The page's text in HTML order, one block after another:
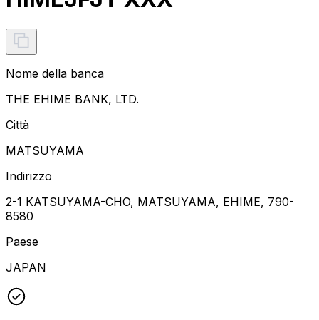
Nome della banca
THE EHIME BANK, LTD.
Città
MATSUYAMA
Indirizzo
2-1 KATSUYAMA-CHO, MATSUYAMA, EHIME, 790-
8580
Paese
JAPAN